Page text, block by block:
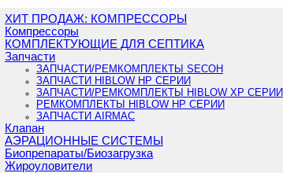
ХИТ ПРОДАЖ: КОМПРЕССОРЫ
Компрессоры
КОМПЛЕКТУЮЩИЕ ДЛЯ СЕПТИКА
Запчасти
ЗАПЧАСТИ/РЕМКОМПЛЕКТЫ SECOH
ЗАПЧАСТИ HIBLOW HP СЕРИИ
ЗАПЧАСТИ/РЕМКОМПЛЕКТЫ HIBLOW XP СЕРИИ
РЕМКОМПЛЕКТЫ HIBLOW HP СЕРИИ
ЗАПЧАСТИ AIRMAC
Клапан
АЭРАЦИОННЫЕ СИСТЕМЫ
Биопрепараты/Биозагрузка
Жироуловители